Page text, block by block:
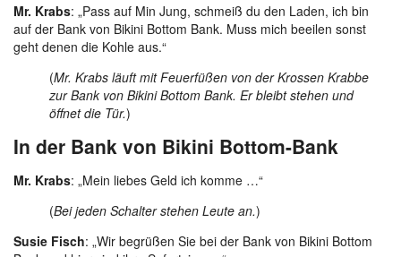
Mr. Krabs: „Pass auf Min Jung, schmeiß du den Laden, ich bin
auf der Bank von Bikini Bottom Bank. Muss mich beeilen sonst
geht denen die Kohle aus.“
(Mr. Krabs läuft mit Feuerfüßen von der Krossen Krabbe
zur Bank von Bikini Bottom Bank. Er bleibt stehen und
öffnet die Tür.)
In der Bank von Bikini Bottom-Bank
Mr. Krabs: „Mein liebes Geld ich komme …“
(Bei jeden Schalter stehen Leute an.)
Susie Fisch: „Wir begrüßen Sie bei der Bank von Bikini Bottom